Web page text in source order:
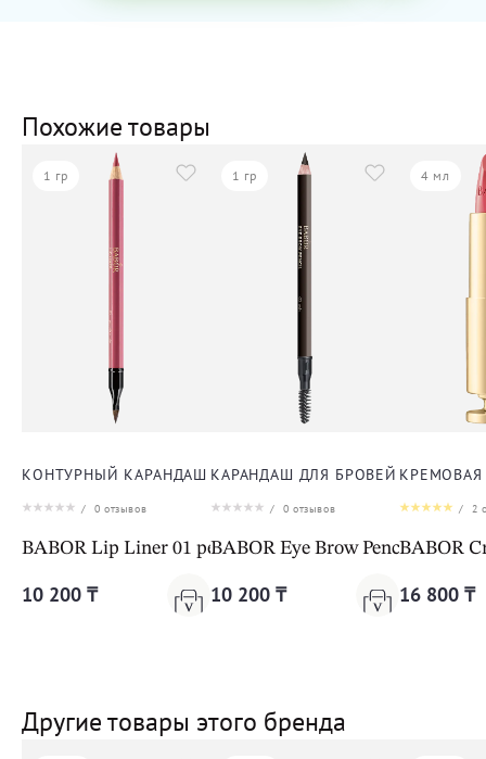
Похожие товары
1 гр
КОНТУРНЫЙ КАРАНДАШ ДЛЯ ГУБ
/ 0 отзывов
BABOR Lip Liner 01 peach nude
10 200 ₸
1 гр
КАРАНДАШ ДЛЯ БРОВЕЙ
/ 0 отзывов
BABOR Eye Brow Pencil 02 ash
10 200 ₸
4 мл
/ 2
BABOR
16 800 ₸
Другие товары этого бренда